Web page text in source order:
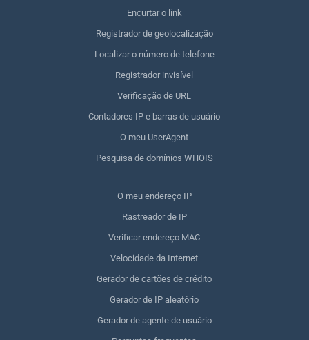
Encurtar o link
Registrador de geolocalização
Localizar o número de telefone
Registrador invisível
Verificação de URL
Contadores IP e barras de usuário
O meu UserAgent
Pesquisa de domínios WHOIS
O meu endereço IP
Rastreador de IP
Verificar endereço MAC
Velocidade da Internet
Gerador de cartões de crédito
Gerador de IP aleatório
Gerador de agente de usuário